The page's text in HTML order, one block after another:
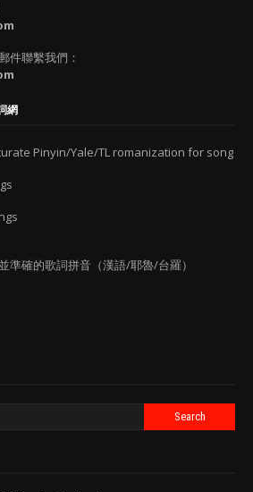
件聯繫我們：
網
Pinyin/Yale/TL romanization for song
準確的歌詞拼音（漢語/耶魯/台羅）